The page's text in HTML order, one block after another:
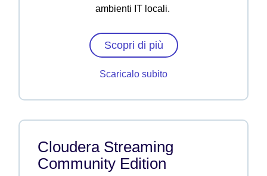
ambienti IT locali.
Scopri di più
Scaricalo subito
Cloudera Streaming
Community Edition